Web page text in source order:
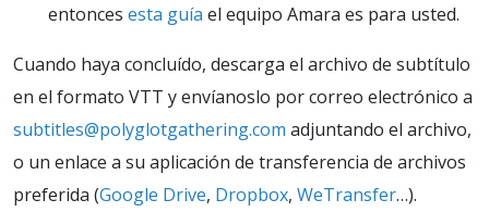
entonces esta guía el equipo Amara es para usted.
Cuando haya concluído, descarga el archivo de subtítulo
en el formato VTT y envíanoslo por correo electrónico a
subtitles@polyglotgathering.com adjuntando el archivo,
o un enlace a su aplicación de transferencia de archivos
preferida (Google Drive, Dropbox, WeTransfer…).